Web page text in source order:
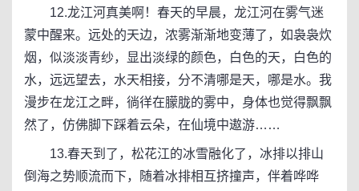
12.龙江河真美啊！春天的早晨，龙江河在雾气迷
蒙中醒来。远处的天边，浓雾渐渐地变薄了，如袅袅炊
烟，似淡淡青纱，显出淡绿的颜色，白色的天，白色的
水，远远望去，水天相接，分不清哪是天，哪是水。我
漫步在龙江之畔，徜徉在朦胧的雾中，身体也觉得飘飘
然了，仿佛脚下踩着云朵，在仙境中遨游……
13.春天到了，松花江的冰雪融化了，冰排以排山
倒海之势顺流而下，随着冰排相互挤撞声，伴着哗哗